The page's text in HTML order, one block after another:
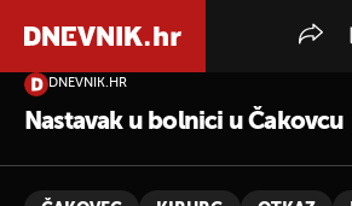
DNEVNIK.HR
Nastavak u bolnici u Čakovcu
PRETRAŽITE VIJESTI